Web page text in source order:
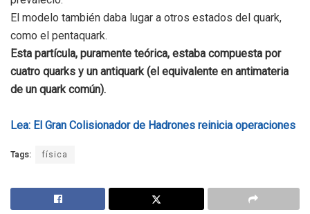
El modelo también daba lugar a otros estados del quark,
como el pentaquark.
Esta partícula, puramente teórica, estaba compuesta por
cuatro quarks y un antiquark (el equivalente en antimateria
de un quark común).
Lea: El Gran Colisionador de Hadrones reinicia operaciones
Tags: física